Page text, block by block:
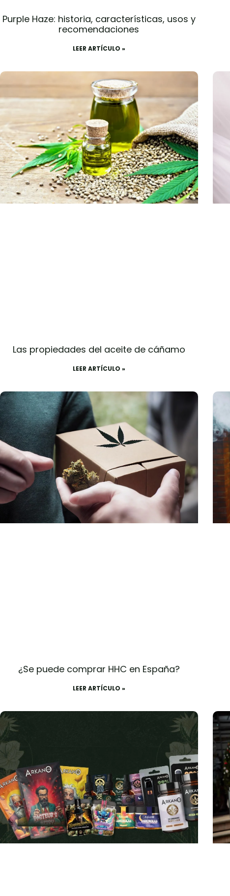
Purple Haze: historia, características, usos y
recomendaciones
LEER ARTÍCULO »
Las propiedades del aceite de cáñamo
LEER ARTÍCULO »
¿Se puede comprar HHC en España?
LEER ARTÍCULO »